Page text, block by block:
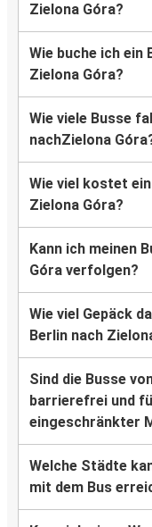
Zielona Góra?
Wie buche ich ein
Zielona Góra?
Wie viele Busse
nachZielona
Wie viel kostet
Zielona Góra?
Kann ich meinen
Góra verfolgen?
Wie viel Gepäck
Berlin nach
Sind die Busse
barrierefrei und
eingeschränkter
Welche Städte
mit dem Bus